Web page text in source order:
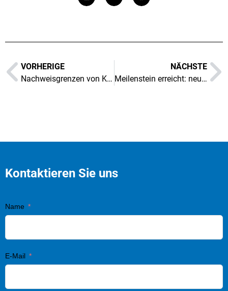
VORHERIGE
Nachweisgrenzen von Kationen
NÄCHSTE
Meilenstein erreicht: neues nachhaltiges Logistikzentrum
Kontaktieren Sie uns
Name
E-Mail